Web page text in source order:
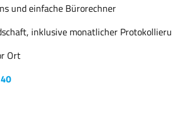
und einfache Bürorechner
inklusive monatlicher
Ort